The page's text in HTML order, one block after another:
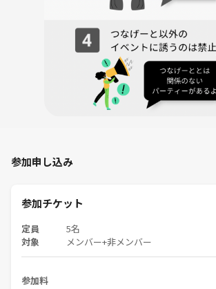
参加申し込み
参加チケット
定員 5名
対象 メンバー+非メンバー
参加料